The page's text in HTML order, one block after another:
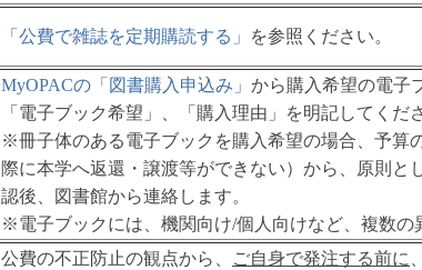
「公費で雑誌を定期購読する」 を参照ください。
MyOPACの「図書購入申込み」 から購入希望の電子
「電子ブック希望」、「購入理由」を明記してくだ
※冊子体のある電子ブックを購入希望の場合、予算
際に本学へ返還・譲渡等ができない）から、原則
認後、図書館から連絡します。
※電子ブックには、機関向け/個人向けなど、複数の
公費の不正防止の観点から、 ご自身で発注する前に